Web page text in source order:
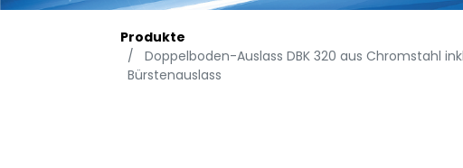
Produkte
Doppelboden-Auslass DBK 320 aus Chromstahl
Bürstenauslass